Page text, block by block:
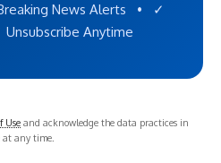
News Alerts • ✓
Anytime
Use and acknowledge the data practices in
at any time.